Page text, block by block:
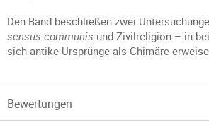
Den Band beschließen zwei
sensus communis und Zivilreligion – in
sich antike Ursprünge als Chimäre
Bewertungen